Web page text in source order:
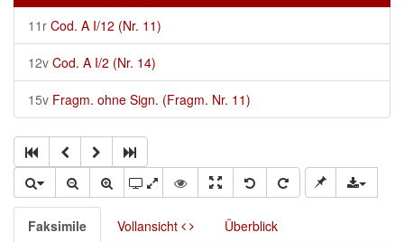
11r Cod. A I/12 (Nr. 11)
12v Cod. A I/2 (Nr. 14)
15v Fragm. ohne Sign. (Fragm. Nr. 11)
Faksimile Vollansicht Überblick